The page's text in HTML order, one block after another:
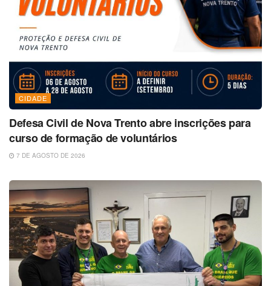
CIDADE
Defesa Civil de Nova Trento abre inscrições para
curso de formação de voluntários
7 DE AGOSTO DE 2026